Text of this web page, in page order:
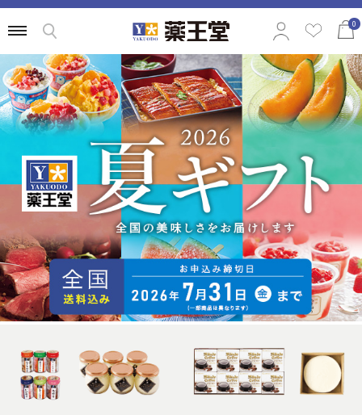
0
特集から選ぶ
商品の価格から選ぶ
定番ギフトから選ぶ
相手別のおすすめギフトから選ぶ